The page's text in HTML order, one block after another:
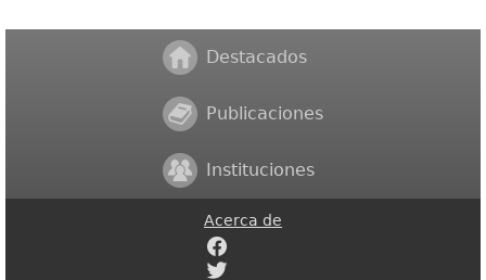
Destacados
Publicaciones
Instituciones
Acerca de